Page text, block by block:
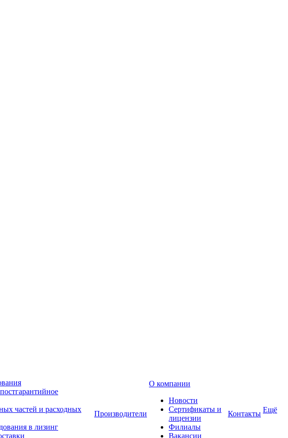
частей и расходных
в лизинг
Производители
О компании
Новости
Сертификаты и
лицензии
Филиалы
Вакансии
Контакты Ещё